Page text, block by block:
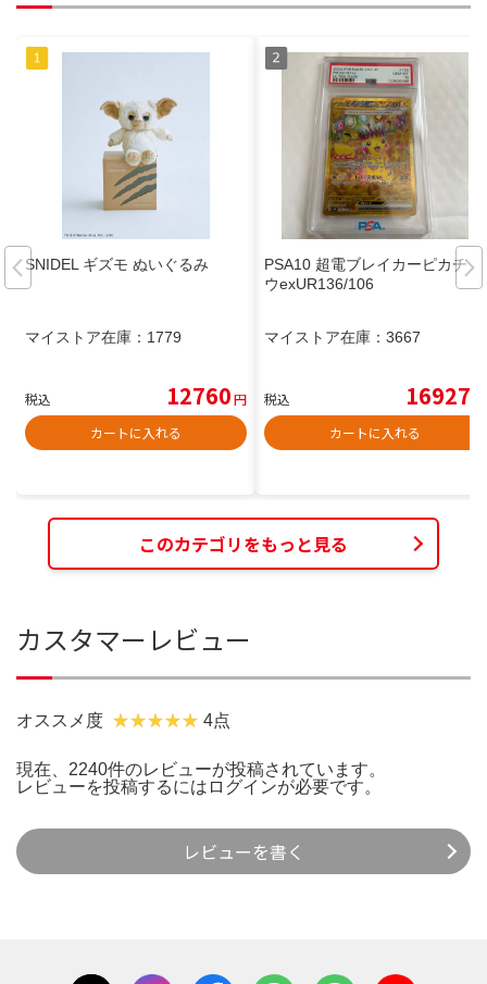
SNIDEL ギズモ ぬいぐるみ
マイストア在庫： 1779
税込 12760円
カートに入れる
PSA10 超電ブレイカーピカチュ
ウexUR136/106
マイストア在庫： 3667
税込 16927
カートに入れる
このカテゴリをもっと見る
カスタマーレビュー
オススメ度 4点
現在、2240件のレビューが投稿されています。
レビューを投稿するには ログインが必要です。
レビューを書く